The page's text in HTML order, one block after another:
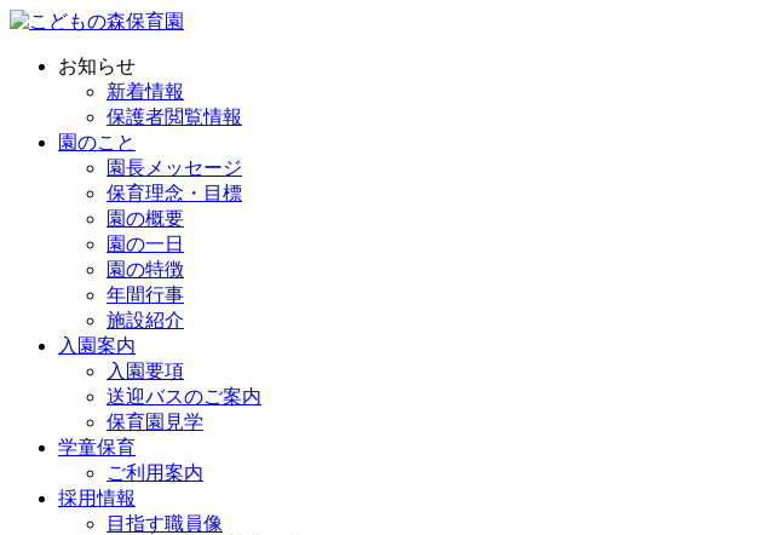
お知らせ
新着情報
保護者閲覧情報
園のこと
園長メッセージ
保育理念・目標
園の概要
園の一日
園の特徴
年間行事
施設紹介
入園案内
入園要項
送迎バスのご案内
保育園見学
学童保育
ご利用案内
採用情報
目指す職員像